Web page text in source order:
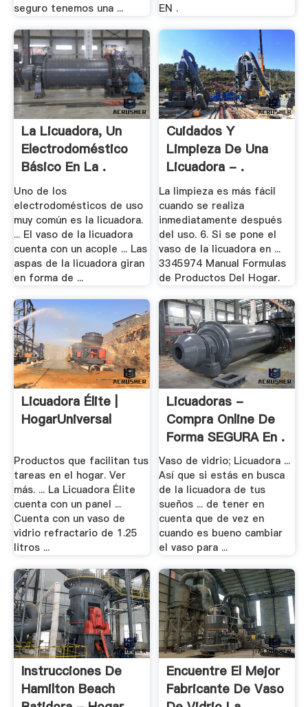
seguro tenemos una ...
EN .
La Licuadora, Un
Electrodoméstico
Básico En La .
Uno de los
electrodomésticos de uso
muy común es la licuadora.
... El vaso de la licuadora
cuenta con un acople ... Las
aspas de la licuadora giran
en forma de ...
Cuidados Y
Limpieza De Una
Licuadora - .
La limpieza es más fácil
cuando se realiza
inmediatamente después
del uso. 6. Si se pone el
vaso de la licuadora en ...
3345974 Manual Formulas
de Productos Del Hogar.
Licuadora Élite |
HogarUniversal
Productos que facilitan tus
tareas en el hogar. Ver
más. ... La Licuadora Élite
cuenta con un panel ...
Cuenta con un vaso de
vidrio refractario de 1.25
litros ...
Licuadoras -
Compra Online De
Forma SEGURA En .
Vaso de vidrio; Licuadora ...
Así que si estás en busca
de la licuadora de tus
sueños ... de tener en
cuenta que de vez en
cuando es bueno cambiar
el vaso para ...
Instrucciones De
Hamilton Beach
Encuentre El Mejor
Fabricante De Vaso